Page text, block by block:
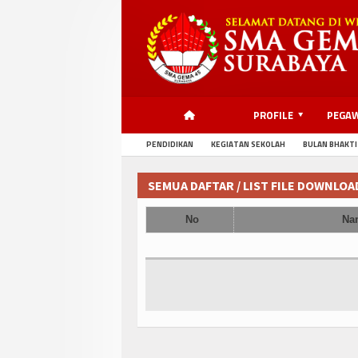
PROFILE
PENDIDIKAN KEGIATAN SEKOLAH BULAN
SEMUA DAFTAR / LIST FILE
No